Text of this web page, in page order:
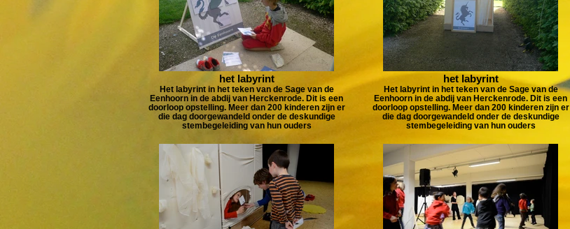
het labyrint
Het labyrint in het teken van de Sage van de
Eenhoorn in de abdij van Herckenrode. Dit is een
doorloop opstelling. Meer dan 200 kinderen zijn er
die dag doorgewandeld onder de deskundige
stembegeleiding van hun ouders
het labyrint
Het labyrint in het teken van de Sage van de
Eenhoorn in de abdij van Herckenrode. Dit is een
doorloop opstelling. Meer dan 200 kinderen zijn er
die dag doorgewandeld onder de deskundige
stembegeleiding van hun ouders